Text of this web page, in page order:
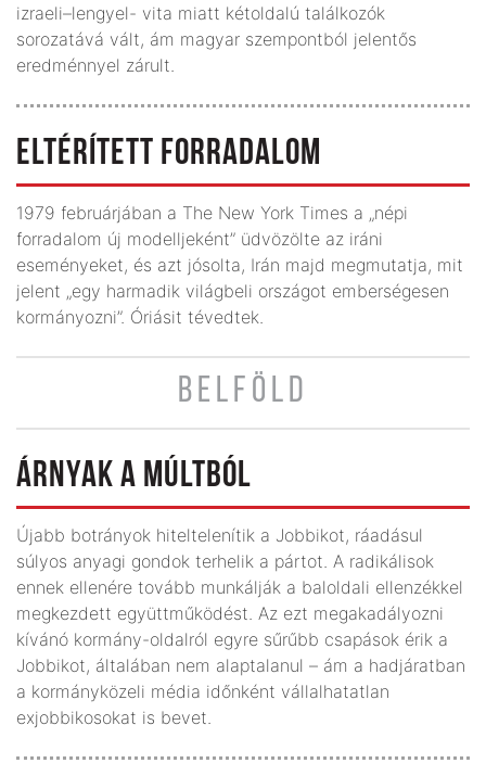
izraeli–lengyel- vita miatt kétoldalú találkozók
sorozatává vált, ám magyar szempontból jelentős
eredménnyel zárult.
ELTÉRÍTETT FORRADALOM
1979 februárjában a The New York Times a „népi
forradalom új modelljeként” üdvözölte az iráni
eseményeket, és azt jósolta, Irán majd megmutatja, mit
jelent „egy harmadik világbeli országot emberségesen
kormányozni”. Óriásit tévedtek.
BELFÖLD
ÁRNYAK A MÚLTBÓL
Újabb botrányok hiteltelenítik a Jobbikot, ráadásul
súlyos anyagi gondok terhelik a pártot. A radikálisok
ennek ellenére tovább munkálják a baloldali ellenzékkel
megkezdett együttműködést. Az ezt megakadályozni
kívánó kormány-oldalról egyre sűrűbb csapások érik a
Jobbikot, általában nem alaptalanul – ám a hadjáratban
a kormányközeli média időnként vállalhatatlan
exjobbikosokat is bevet.